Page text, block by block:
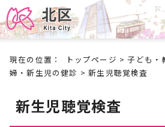
現在の位置： トップページ >子ども・
婦・新生児の健診 > 新生児聴覚検査
新生児聴覚検査